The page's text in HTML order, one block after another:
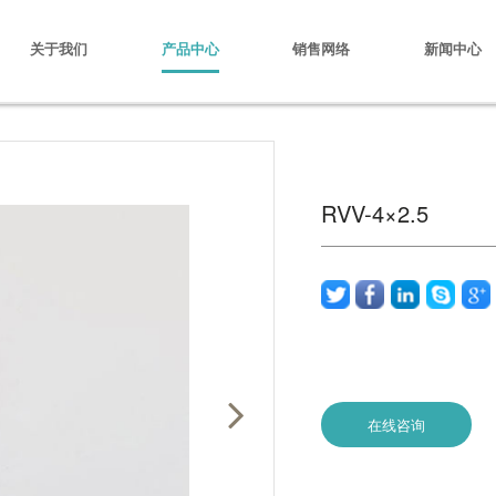
关于我们 产品中心 销售网络 新闻中心
RVV-4×2.5
在线咨询